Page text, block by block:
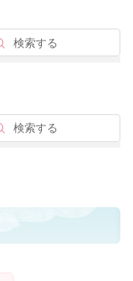
検索する
検索する